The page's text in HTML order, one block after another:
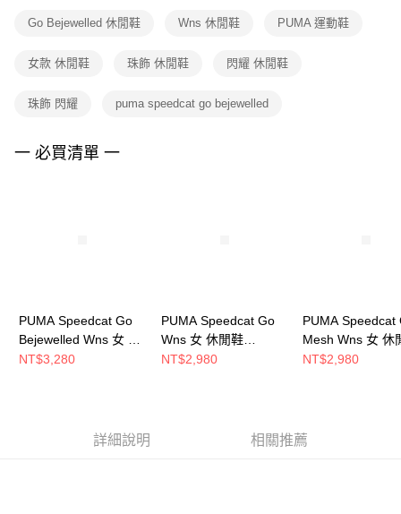
１．透過由恩沛科技股份有限公司提供之「AFTEE先享後付」服務完成之交
權轉讓予恩沛科技股份有限公司。
３．未成年的使用者請事先徵得法定代理人或監護人之同意方可使用
４．使用「AFTEE先享後付」時，將依據個別帳號之用戶狀況，依本公司即
Go Bejewelled 休閒鞋 Wns 休閒鞋 PUMA 運動鞋
女款 休閒鞋 珠飾 休閒鞋 閃耀 休閒鞋
珠飾 閃耀 puma speedcat go bejewelled
一 必買清單 一
PUMA Speedcat Go
Bejewelled Wns 女 休
閒鞋 40490602
NT$3,280
PUMA Speedcat Go
Wns 女 休閒鞋
40358910
NT$2,980
PUMA Speedcat
Mesh Wns 女 休
40532901
NT$2,980
詳細說明 相關推薦